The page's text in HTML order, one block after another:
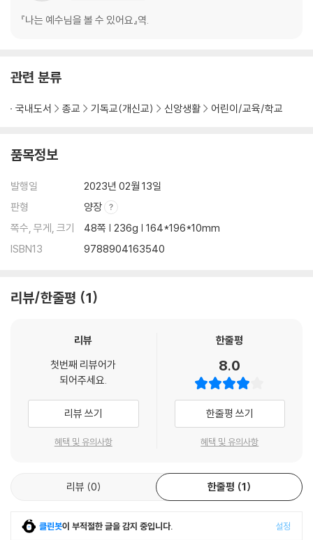
『나는 예수님을 볼 수 있어요』역.
관련 분류
국내도서 종교 기독교(개신교) 신앙생활 어린이/교육/학교
품목정보
발행일
2023년 02월 13일
판형
양장
쪽수, 무게, 크기
48쪽 | 236g | 164*196*10mm
ISBN13
9788904163540
리뷰/한줄평 1
리뷰
첫번째 리뷰어가
되어주세요.
리뷰 쓰기
혜택 및 유의사항
한줄평
8.0
한줄평 쓰기
혜택 및 유의사항
리뷰 0 한줄평 1
클린봇이 부적절한 글을 감지 중입니다. 설정